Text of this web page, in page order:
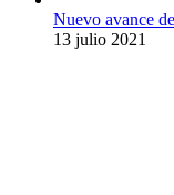
Nuevo avance
13 julio 2021